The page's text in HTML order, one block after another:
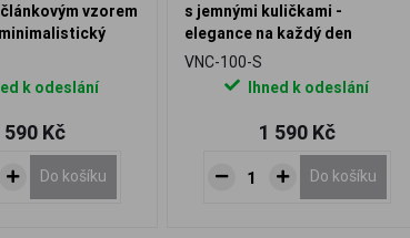
vzorem
k odeslání
590 Kč
Do košíku
s jemnými kuličkami -
elegance na každý den
VNC-100-S
Ihned k odeslání
1 590 Kč
Do košíku